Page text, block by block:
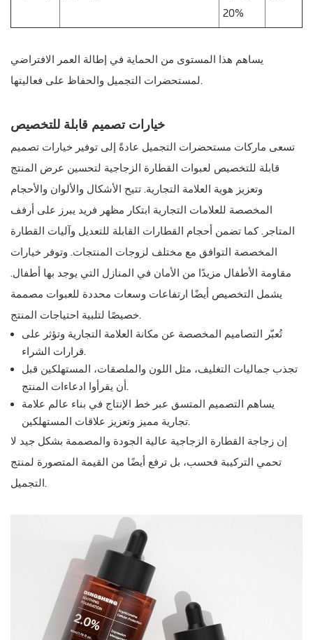
20%
يساهم هذا المستوى من الحماية في إطالة العمر الافتراضي
لمستحضرات التجميل والحفاظ على فعاليتها.
خيارات تصميم قابلة للتخصيص
تسعى ماركات مستحضرات التجميل عادةً إلى توفير خيارات تصميم
قابلة للتخصيص لعبوات القطارة الزجاجية لتحسين عرض المنتج
وتعزيز هوية العلامة التجارية. تتيح الأشكال والألوان والأحجام
المخصصة للعلامات التجارية ابتكار مظهر فريد يبرز على أرفف
المتاجر. كما تضمن أحجام القطارات القابلة للتعديل وآليات القطارة
المخصصة التوافق مع مختلف لزوجات المنتجات. وتوفر خيارات
مقاومة الأطفال مزيدًا من الأمان في المنازل التي يوجد بها أطفال.
يشمل التخصيص أيضًا ارتفاعات وسعات محددة للعبوات مصممة
خصيصًا لتلبية احتياجات المنتج.
تُعبّر التصاميم المخصصة عن مكانة العلامة التجارية وتؤثر على
قرارات الشراء.
تجذب جماليات التغليف، مثل اللون والملصقات، المستهلكين قبل
أن يقرأوا ادعاءات المنتج.
يساهم التصميم المتسق عبر خط الإنتاج في بناء عالم علامة
تجارية مميز وتعزيز علاقات المستهلكين.
إن زجاجة القطارة الزجاجية عالية الجودة والمصممة بشكل جيد لا
تحمي التركيبة فحسب، بل ترفع أيضًا من القيمة المتصورة لمنتج
التجميل.